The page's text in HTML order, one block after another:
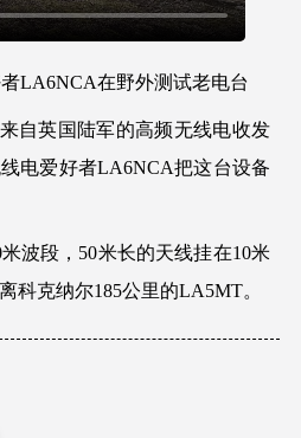
LA6NCA在野外测试老电台
自英国陆军的高频无线电收发
电爱好者LA6NCA把这台设备
段，50米长的天线挂在10米
科克纳尔185公里的LA5MT。